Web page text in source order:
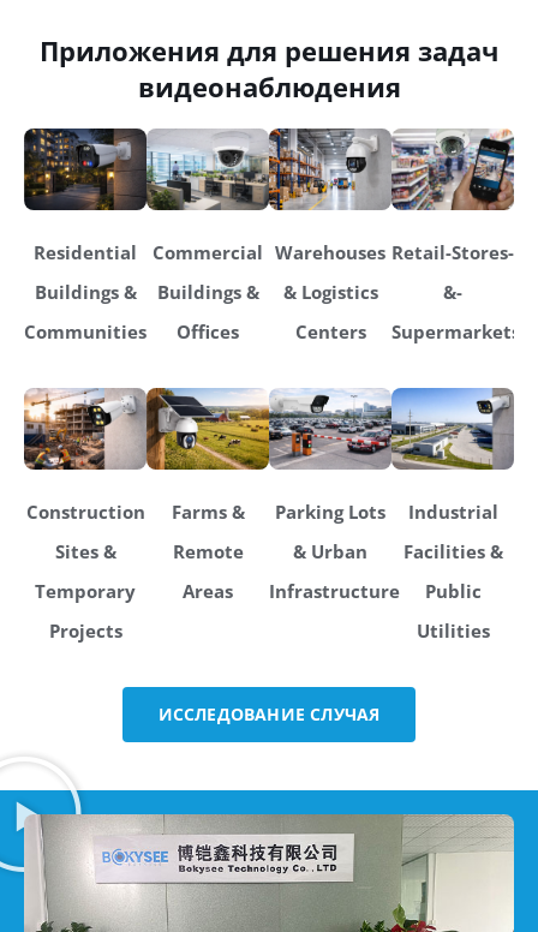
Приложения для решения задач
видеонаблюдения
Residential
Buildings &
Communities
Commercial
Buildings &
Offices
Warehouses
& Logistics
Centers
Retail-Stores-
&-
Supermarkets
Construction
Sites &
Temporary
Projects
Farms &
Remote
Areas
Parking Lots
& Urban
Infrastructure
Industrial
Facilities &
Public
Utilities
ИССЛЕДОВАНИЕ СЛУЧАЯ